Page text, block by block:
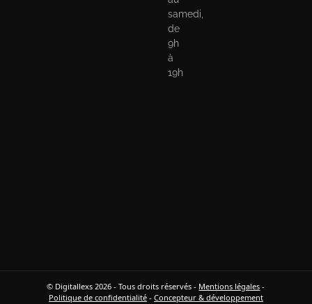
samedi,
de
9h
à
19h
© Digitallexs 2026 - Tous droits réservés - Mentions légales -
Politique de confidentialité- Concepteur & développement